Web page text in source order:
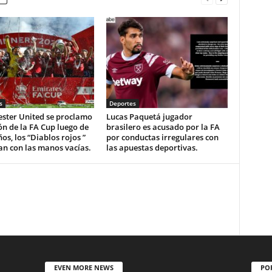
United se proclamo
de la FA Cup luego de
los “Diablos rojos ”
con las manos vacías.
Deportes
Lucas Paquetá jugador
brasilero es acusado por la FA
por conductas irregulares con
las apuestas deportivas.
EVEN MORE NEWS